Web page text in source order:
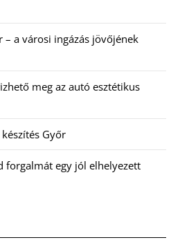
a városi ingázás jövőjének
meg az autó esztétikus
Győr
forgalmát egy jól elhelyezett